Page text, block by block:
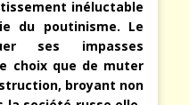
inéluctable
du poutinisme. Le
ses impasses
choix que de muter
broyant non